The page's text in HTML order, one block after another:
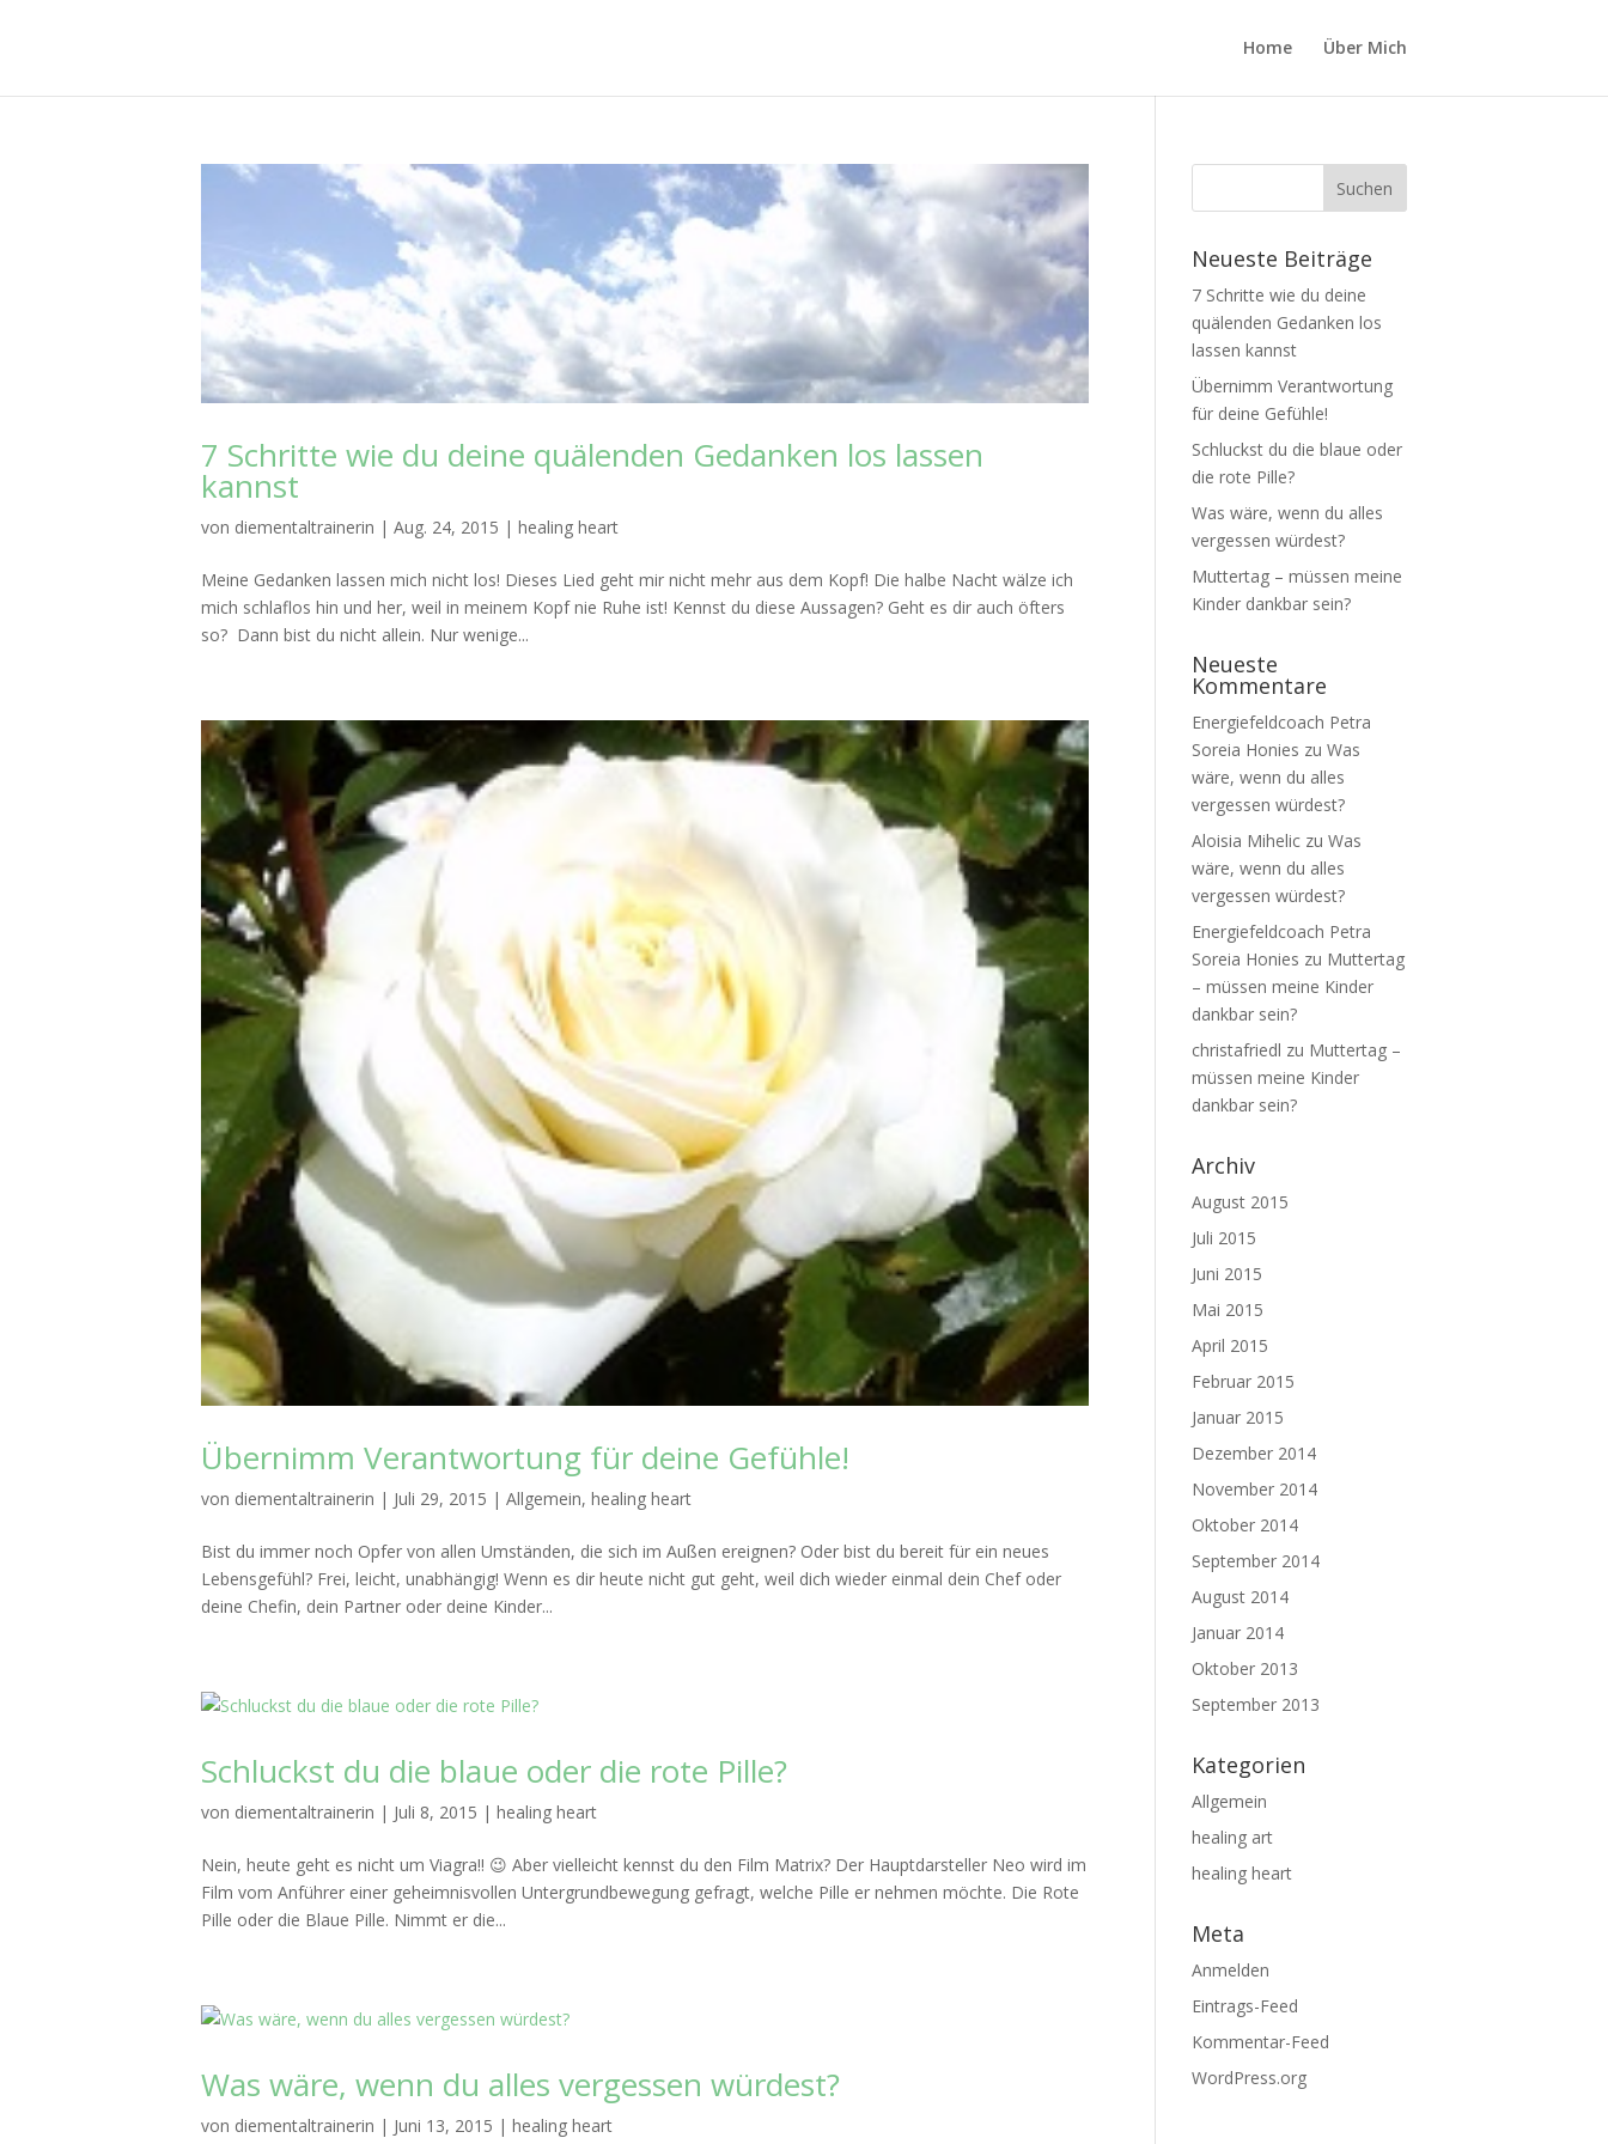
Home Über Mich
7 Schritte wie du deine quälenden Gedanken los lassen
kannst
von diementaltrainerin | Aug. 24, 2015 | healing heart
Meine Gedanken lassen mich nicht los! Dieses Lied geht mir nicht mehr aus dem Kopf! Die halbe Nacht wälze ich
mich schlaflos hin und her, weil in meinem Kopf nie Ruhe ist! Kennst du diese Aussagen? Geht es dir auch öfters
so? Dann bist du nicht allein. Nur wenige...
Übernimm Verantwortung für deine Gefühle!
von diementaltrainerin | Juli 29, 2015 | Allgemein, healing heart
Bist du immer noch Opfer von allen Umständen, die sich im Außen ereignen? Oder bist du bereit für ein neues
Lebensgefühl? Frei, leicht, unabhängig! Wenn es dir heute nicht gut geht, weil dich wieder einmal dein Chef oder
deine Chefin, dein Partner oder deine Kinder...
Schluckst du die blaue oder die rote Pille?
von diementaltrainerin | Juli 8, 2015 | healing heart
Nein, heute geht es nicht um Viagra!! 😉 Aber vielleicht kennst du den Film Matrix? Der Hauptdarsteller Neo wird im
Film vom Anführer einer geheimnisvollen Untergrundbewegung gefragt, welche Pille er nehmen möchte. Die Rote
Pille oder die Blaue Pille. Nimmt er die...
Was wäre, wenn du alles vergessen würdest?
von diementaltrainerin | Juni 13, 2015 | healing heart
Neueste Beiträge
7 Schritte wie du deine
quälenden Gedanken los
lassen kannst
Übernimm Verantwortung
für deine Gefühle!
Schluckst du die blaue oder
die rote Pille?
Was wäre, wenn du alles
vergessen würdest?
Muttertag – müssen meine
Kinder dankbar sein?
Neueste
Kommentare
Energiefeldcoach Petra
Soreia Honies zu Was
wäre, wenn du alles
vergessen würdest?
Aloisia Miheliczu Was
wäre, wenn du alles
vergessen würdest?
Energiefeldcoach Petra
Soreia Honies zu Muttertag
– müssen meine Kinder
dankbar sein?
christafriedl zu Muttertag –
müssen meine Kinder
dankbar sein?
Archiv
August 2015
Juli 2015
Juni 2015
Mai 2015
April 2015
Februar 2015
Januar 2015
Dezember 2014
November 2014
Oktober 2014
September 2014
August 2014
Januar 2014
Oktober 2013
September 2013
Kategorien
Allgemein
healing art
healing heart
Meta
Anmelden
Eintrags-Feed
Kommentar-Feed
WordPress.org